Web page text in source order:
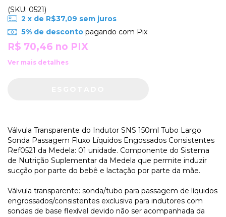
(SKU: 0521)
2 x de R$37,09 sem juros
5% de descontopagando com Pix
R$ 70,46 no PIX
Ver mais detalhes
Válvula Transparente do Indutor SNS 150ml Tubo Largo
Sonda Passagem Fluxo Líquidos Engossados Consistentes
Ref0521 da Medela: 01 unidade. Componente do Sistema
de Nutrição Suplementar da Medela que permite induzir
sucção por parte do bebê e lactação por parte da mãe.
Válvula transparente: sonda/tubo para passagem de líquidos
engrossados/consistentes exclusiva para indutores com
sondas de base flexível devido não ser acompanhada da